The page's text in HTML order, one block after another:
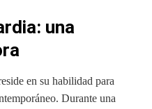
una
en su habilidad para
Durante una